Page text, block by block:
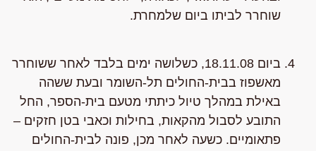
שוחרר לביתו ביום שלמחרת.
ביום 18.11.08, כשלושה ימים בלבד לאחר ששוחרר
מאשפוז בבית-החולים תל-השומר ובעת ששהה
באילת במהלך טיול כיתתי מטעם בית-הספר, החל
התובע לסבול מהקאות, בחילות וכאבי בטן חזקים –
פתאומיים. כשעה לאחר מכן, פונה לבית-החולים